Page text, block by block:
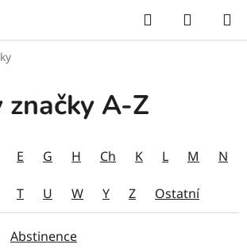
Hledat
KOŠÍK
značky A-Z
E G H Ch K L M N
T U W Y Z Ostatní
Abstinence